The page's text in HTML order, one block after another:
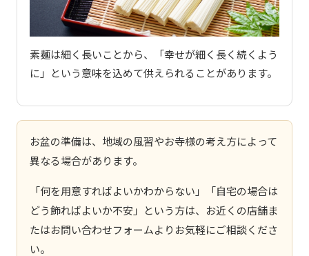
素麺は細く長いことから、「幸せが細く長く続くよう
に」という意味を込めて供えられることがあります。
お盆の準備は、地域の風習やお寺様の考え方によって
異なる場合があります。
「何を用意すればよいかわからない」「自宅の場合は
どう飾ればよいか不安」という方は、お近くの店舗ま
たはお問い合わせフォームよりお気軽にご相談くださ
い。